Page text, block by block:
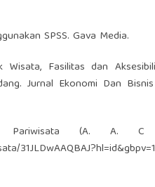
SPSS. Gava Media.
Fasilitas dan
Jurnal Ekonomi Dan Bisnis
(A. A. C